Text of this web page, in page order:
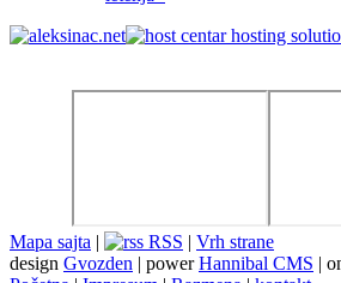
Mapa sajta | RSS | Vrh strane
design Gvozden | powerHannibal CMS |